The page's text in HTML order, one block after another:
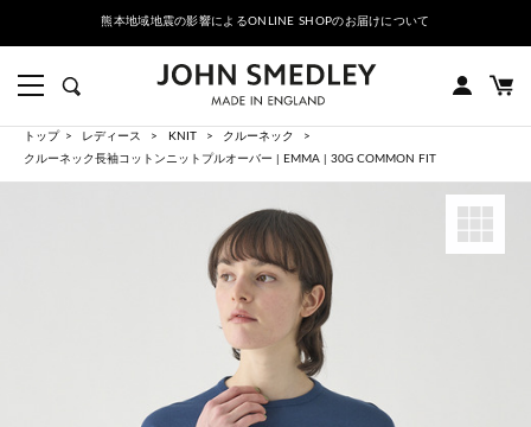
熊本地域地震の影響によるONLINE SHOPのお届けについて
トップ レディース KNIT
クルーネック
クルーネック長袖コットンニットプルオーバー | EMMA | 30G COMMON FIT